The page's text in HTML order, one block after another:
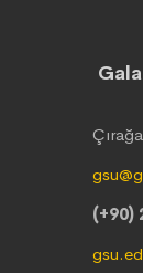
(+90)